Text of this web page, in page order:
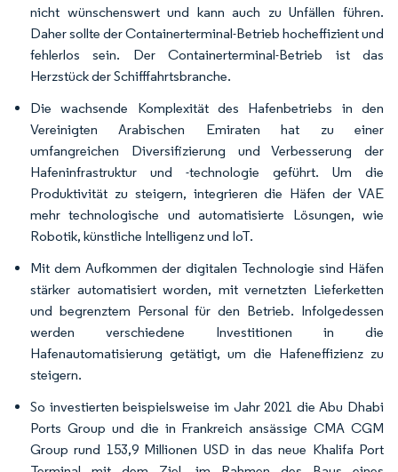
nicht wünschenswert und kann auch zu Unfällen führen.
Daher sollte der Containerterminal-Betrieb hocheffizient und
fehlerlos sein. Der Containerterminal-Betrieb ist das
Herzstück der Schifffahrtsbranche.
Die wachsende Komplexität des Hafenbetriebs in den
Vereinigten Arabischen Emiraten hat zu einer
umfangreichen Diversifizierung und Verbesserung der
Hafeninfrastruktur und -technologie geführt. Um die
Produktivität zu steigern, integrieren die Häfen der VAE
mehr technologische und automatisierte Lösungen, wie
Robotik, künstliche Intelligenz und IoT.
Mit dem Aufkommen der digitalen Technologie sind Häfen
stärker automatisiert worden, mit vernetzten Lieferketten
und begrenztem Personal für den Betrieb. Infolgedessen
werden verschiedene Investitionen in die
Hafenautomatisierung getätigt, um die Hafeneffizienz zu
steigern.
So investierten beispielsweise im Jahr 2021 die Abu Dhabi
Ports Group und die in Frankreich ansässige CMA CGM
Group rund 153,9 Millionen USD in das neue Khalifa Port